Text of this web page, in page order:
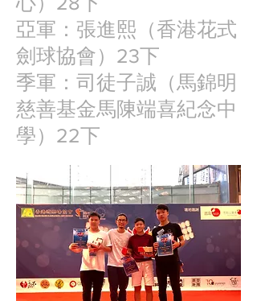
亞軍：張進熙（香港花式
劍球協會）23下
季軍：司徒子誠（馬錦明
慈善基金馬陳端喜紀念中
學）22下